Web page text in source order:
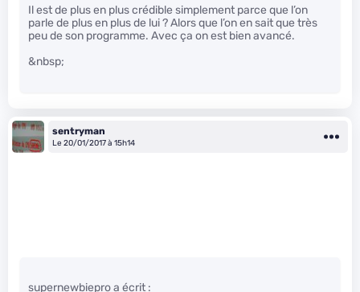
Il est de plus en plus crédible simplement parce que l’on
parle de plus en plus de lui ? Alors que l’on en sait que très
peu de son programme. Avec ça on est bien avancé.
&nbsp;
sentryman
Le 20/01/2017 à 15h14
supernewbiepro a écrit :